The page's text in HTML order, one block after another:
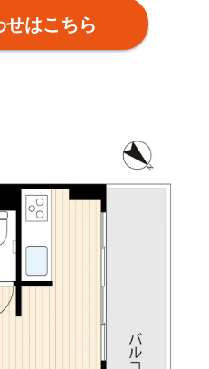
はこちら